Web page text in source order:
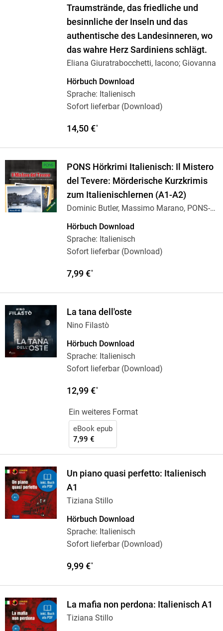
Traumstrände, das friedliche und
besinnliche der Inseln und das
authentische des Landesinneren, wo
das wahre Herz Sardiniens schlägt.
Eliana Giuratrabocchetti, Iacono; Giovanna
Hörbuch Download
Sprache: Italienisch
Sofort lieferbar (Download)
14,50 €*
PONS Hörkrimi Italienisch: Il Mistero
del Tevere: Mörderische Kurzkrimis
zum Italienischlernen (A1-A2)
Dominic Butler, Massimo Marano, PONS-
Hörbuch Download
Sprache: Italienisch
Sofort lieferbar (Download)
7,99 €*
La tana dell'oste
Nino Filastò
Hörbuch Download
Sprache: Italienisch
Sofort lieferbar (Download)
12,99 €*
Ein weiteres Format
eBook epub
7,99 €
Un piano quasi perfetto: Italienisch
A1
Tiziana Stillo
Hörbuch Download
Sprache: Italienisch
Sofort lieferbar (Download)
9,99 €*
La mafia non perdona: Italienisch A1
Tiziana Stillo